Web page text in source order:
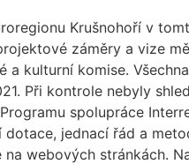
Krušnohoří v
záměry a vize
a kulturní komise.
Při kontrole nebyly
spolupráce
jednací řád a
webových stránkách.